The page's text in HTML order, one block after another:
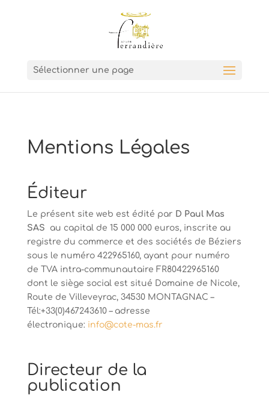
Sélectionner une page
Mentions Légales
Éditeur
Le présent site web est édité par D Paul Mas
SAS au capital de 15 000 000 euros, inscrite au
registre du commerce et des sociétés de Béziers
sous le numéro 422965160, ayant pour numéro
de TVA intra-communautaire FR80422965160
dont le siège social est situé Domaine de Nicole,
Route de Villeveyrac, 34530 MONTAGNAC –
Tél:+33(0)467243610 – adresse
électronique: info@cote-mas.fr
Directeur de la
publication